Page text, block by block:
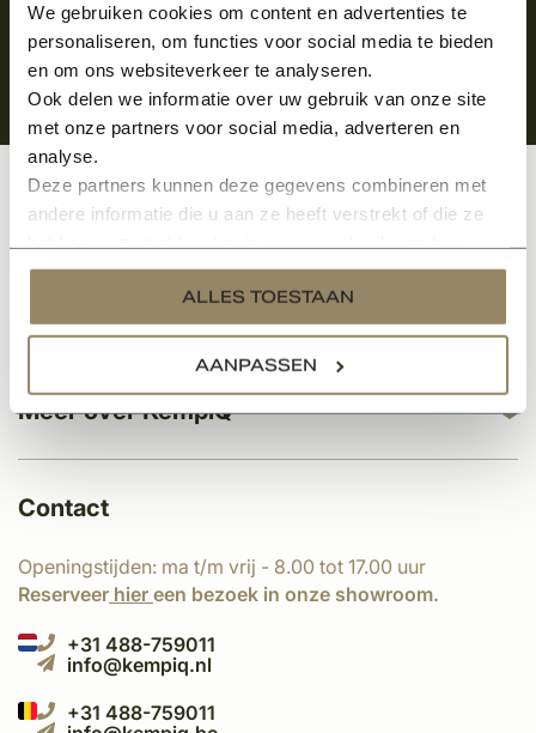
We gebruiken cookies om content en advertenties te
personaliseren, om functies voor social media te bieden
en om ons websiteverkeer te analyseren.
Ook delen we informatie over uw gebruik van onze site
met onze partners voor social media, adverteren en
analyse.
Deze partners kunnen deze gegevens combineren met
andere informatie die u aan ze heeft verstrekt of die ze
services.
ALLES TOESTAAN
AANPASSEN
Meer over KempíQ
Klantenservice
Contact
Openingstijden: ma t/m vrij - 8.00 tot 17.00 uur
Reserveer hier een bezoek in onze showroom.
+31 488-759011
info@kempiq.nl
+31 488-759011